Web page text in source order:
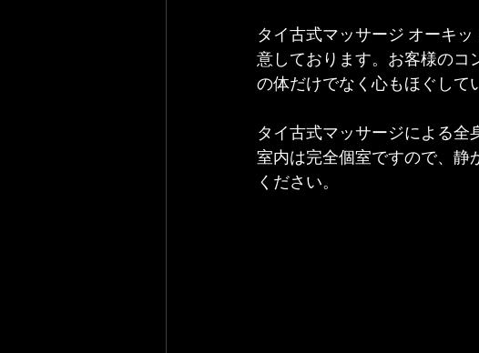
タイ古式マッサージ オーキ
意しております。お客様のコ
の体だけでなく心もほぐして
タイ古式マッサージによる全
室内は完全個室ですので、静
ください。